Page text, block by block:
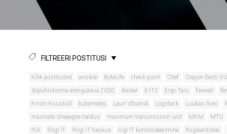
FILTREERI POSTITUSI
Kõik postitused ansible ByteLife check point Chef Crayon Eesti OÜ
digiühiskonna arengukava 2030
docker E-ITS Ergo Tars firewall
Kristo Kuusküll
kubernetes Lauri Võsandi Logstack Luukas Ilves
masinate üheaegne haldus
maximum transmission unit MKM MTU
RIA
Riigi IT Riigi IT Keskus riigi IT konsolideerimine Riigikantselei